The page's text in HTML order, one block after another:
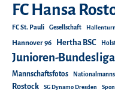
FC Hansa
FC St. Pauli Gesellschaft
Hannover 96 Hertha BSC
Junioren-Bundesliga
Mannschaftsfotos
Rostock SG Dynamo Dresden